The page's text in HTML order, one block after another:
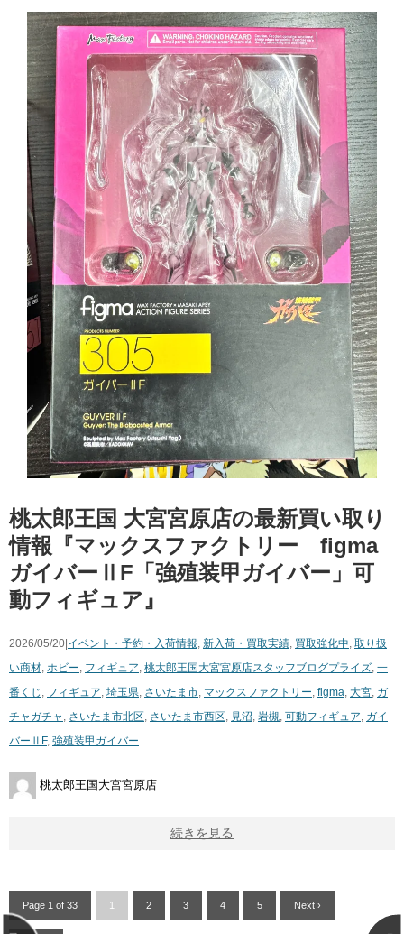
桃太郎王国 大宮宮原店の最新買い取り
情報『マックスファクトリー figma
ガイバーⅡF「強殖装甲ガイバー」可
動フィギュア』
2026/05/20| イベント・予約・入荷情報, 新入荷・買取実績, 買取強化中, 取り扱
い商材, ホビー, フィギュア, 桃太郎王国大宮宮原店スタッフブログプライズ, 一
番くじ , フィギュア, 埼玉県, さいたま市, マックスファクトリー, figma, 大宮, ガ
チャガチャ , さいたま市北区, さいたま市西区, 見沼, 岩槻, 可動フィギュア, ガイ
バーⅡF, 強殖装甲ガイバー
桃太郎王国大宮宮原店
続きを見る
Page 1 of 33 1 2 3 4 5 Next ›